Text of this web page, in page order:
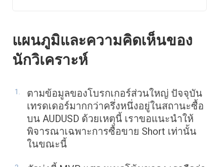
แผนภูมิและความคิดเห็นของ
นักวิเคราะห์
ตามข้อมูลของโบรกเกอร์ส่วนใหญ่ ปัจจุบัน
เทรดเดอร์มากกว่าครึ่งหนึ่งอยู่ในสถานะซื้อ
บน AUDUSD ด้วยเหตุนี้ เราขอแนะนำให้
พิจารณาเฉพาะการซื้อขาย Short เท่านั้น
ในขณะนี้